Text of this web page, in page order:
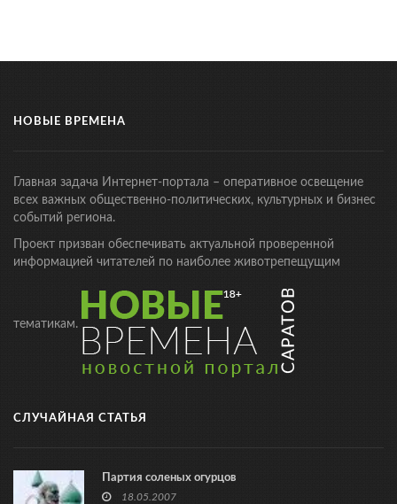
НОВЫЕ ВРЕМЕНА
Главная задача Интернет-портала – оперативное освещение
всех важных общественно-политических, культурных и бизнес
событий региона.
Проект призван обеспечивать актуальной проверенной
информацией читателей по наиболее животрепещущим
тематикам.
СЛУЧАЙНАЯ СТАТЬЯ
Партия соленых огурцов
18.05.2007